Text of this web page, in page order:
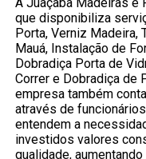
que disponibiliza
Porta, Verniz Madeira,
Mauá, Instalação de
Dobradiça Porta de
Correr e Dobradiça de
empresa também
através de
entendem a
investidos valores
qualidade,